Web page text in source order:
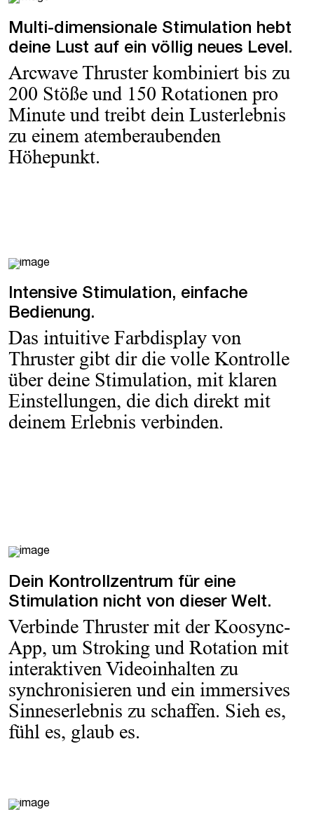
Multi-dimensionale Stimulation hebt
deine Lust auf ein völlig neues Level.
Arcwave Thruster kombiniert bis zu
200 Stöße und 150 Rotationen pro
Minute und treibt dein Lusterlebnis
zu einem atemberaubenden
Höhepunkt.
Intensive Stimulation, einfache
Bedienung.
Das intuitive Farbdisplay von
Thruster gibt dir die volle Kontrolle
über deine Stimulation, mit klaren
Einstellungen, die dich direkt mit
deinem Erlebnis verbinden.
Dein Kontrollzentrum für eine
Stimulation nicht von dieser Welt.
Verbinde Thruster mit der Koosync-
App, um Stroking und Rotation mit
interaktiven Videoinhalten zu
synchronisieren und ein immersives
Sinneserlebnis zu schaffen. Sieh es,
fühl es, glaub es.